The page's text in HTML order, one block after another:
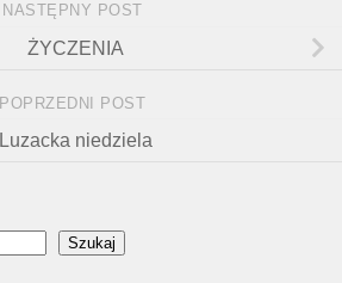
NASTĘPNY POST
ŻYCZENIA
POPRZEDNI POST
Luzacka niedziela
Szukaj